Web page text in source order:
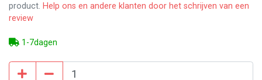
product. Help ons en andere klanten door het schrijven van een
review
1-7dagen